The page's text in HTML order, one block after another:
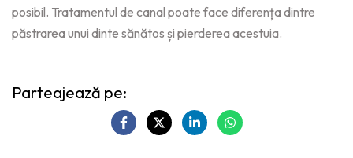
posibil. Tratamentul de canal poate face diferența dintre
păstrarea unui dinte sănătos și pierderea acestuia.
Parteajează pe: